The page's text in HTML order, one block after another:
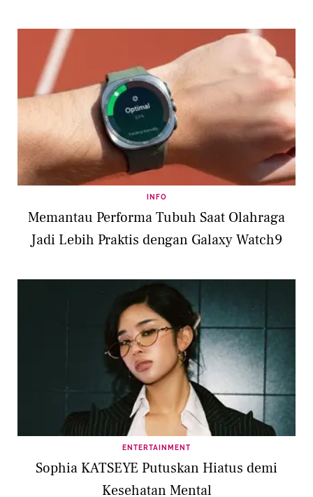
INFO
Memantau Performa Tubuh Saat Olahraga
Jadi Lebih Praktis dengan Galaxy Watch9
ENTERTAINMENT
Sophia KATSEYE Putuskan Hiatus demi
Kesehatan Mental